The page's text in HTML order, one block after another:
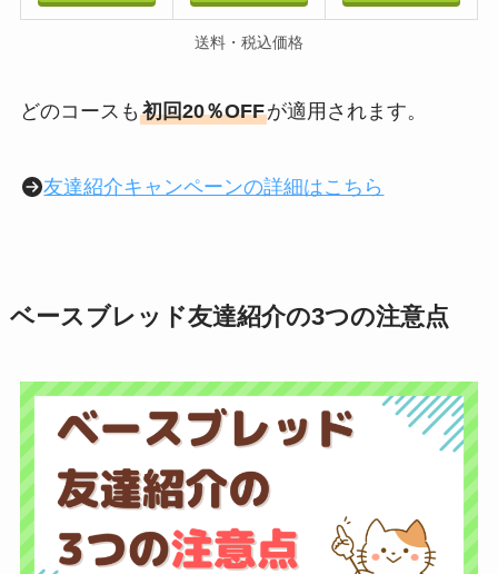
送料・税込価格
どのコースも 初回20％OFFが適用されます。
友達紹介キャンペーンの詳細はこちら
ベースブレッド友達紹介の3つの注意点